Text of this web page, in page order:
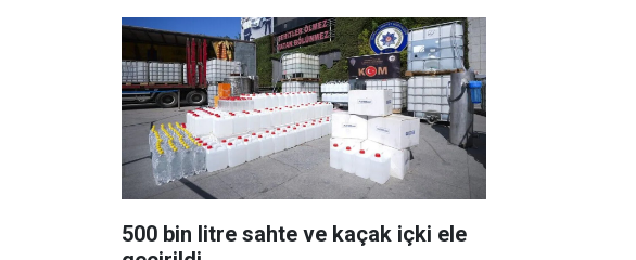
500 bin litre sahte ve kaçak içki ele